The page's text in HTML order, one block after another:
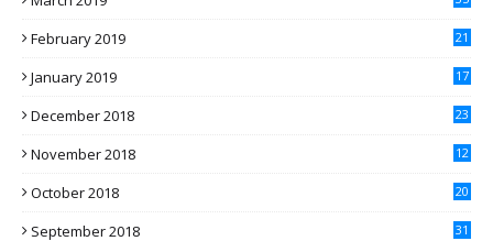
February 2019 21
January 2019 17
December 2018 23
November 2018 12
October 2018 20
September 2018 31